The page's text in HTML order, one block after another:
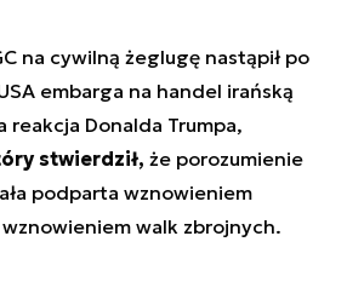
na cywilną żeglugę nastąpił po
embarga na handel irańską
Donalda Trumpa,
stwierdził, że porozumienie
podparta wznowieniem
walk zbrojnych.